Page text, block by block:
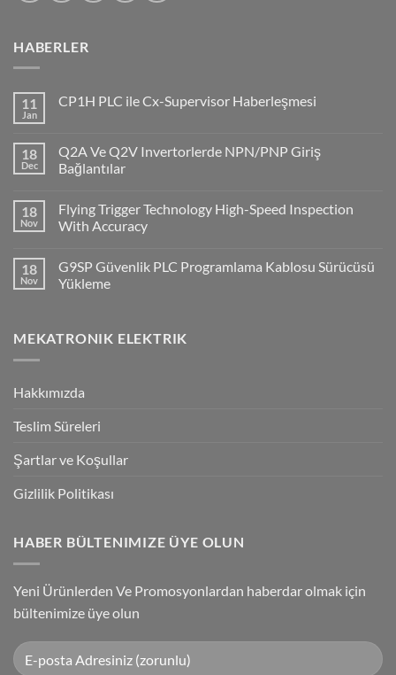
HABERLER
11
Jan
CP1H PLC ile Cx-Supervisor Haberleşmesi
CP1H
PLC
ile
Haberleşmesi
18
Dec
Q2A Ve Q2V Invertorlerde NPN/PNP Giriş
Bağlantılar
on
Q2A
Ve
NPN/PNP
Giriş
Bağlantılar
18
Nov
Flying Trigger Technology High-Speed Inspection
With Accuracy
on
Flying
Trigger
Inspection
With
18
Nov
G9SP Güvenlik PLC Programlama Kablosu Sürücüsü
Yükleme
G9SP
Güvenlik
Sürücüsü
MEKATRONIK ELEKTRIK
Hakkımızda
Teslim Süreleri
Şartlar ve Koşullar
Gizlilik Politikası
HABER BÜLTENIMIZE ÜYE OLUN
Yeni Ürünlerden Ve Promosyonlardan haberdar olmak için
bültenimize üye olun